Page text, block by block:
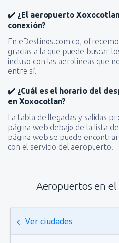
✔️ ¿El aeropuerto
conexión?
En eDestinos.com.co,
gracias a la que puede buscar
incluso con las aerolíneas que
entre sí.
✔️ ¿Cuál es el horario del
en Xoxocotlan?
La tabla de llegadas y salidas
página web debajo de la lista
página web se puede
con el servicio del aeropuerto.
Aeropuertos en
Ver ciudades